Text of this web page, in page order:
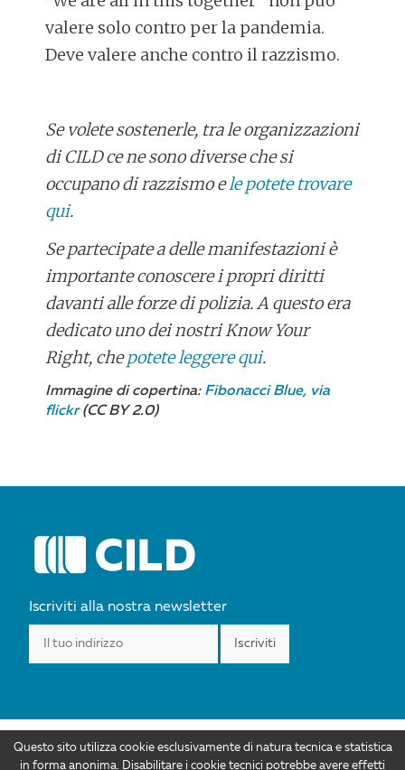
valere solo contro per la pandemia.
Deve valere anche contro il razzismo.
Se volete sostenerle, tra le organizzazioni
di CILD ce ne sono diverse che si
occupano di razzismo ele potete trovare
qui.
Se partecipate a delle manifestazioni è
importante conoscere i propri diritti
davanti alle forze di polizia. A questo era
dedicato uno dei nostri Know Your
Right, chepotete leggere qui.
Immagine di copertina: Fibonacci Blue, via
flickr(CC BY 2.0)
POST
Iscriviti alla nostra newsletter
Questo sito utilizza cookie esclusivamente di natura tecnica e statistica
in forma anonima. Disabilitare i cookie tecnici potrebbe avere effetti